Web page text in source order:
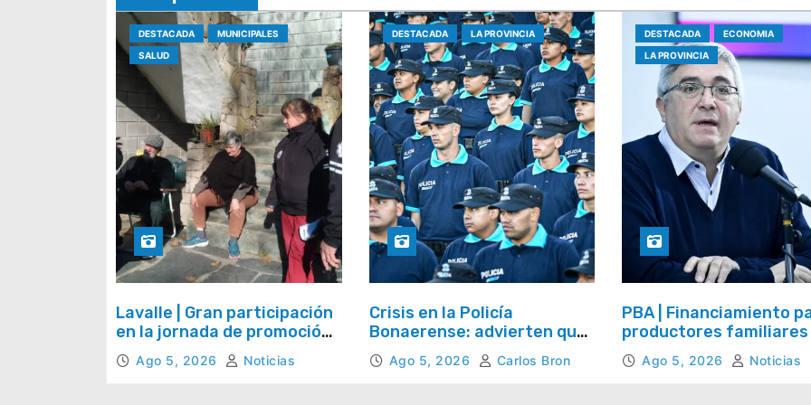
n
t
r
a
d
a
s
DESTACADA
MUNICIPALES
SALUD
Lavalle | Gran participación
en la jornada de promoción
y prevención de la salud
Ago 5, 2026 Noticias
DESTACADA LA PROVINCIA
Crisis en la Policía
Bonaerense: advierten que
aumentan las bajas y crece
la preocupación por la
Ago 5, 2026 Carlos Bron
DESTACADA
ECONOMIA
LA PROVINCIA
PBA | Financiamiento
productores familiares
alimentos artesanales
Ago 5, 2026 Noticias